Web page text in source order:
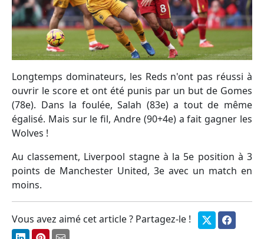
Longtemps dominateurs, les Reds n'ont pas réussi à
ouvrir le score et ont été punis par un but de Gomes
(78e). Dans la foulée, Salah (83e) a tout de même
égalisé. Mais sur le fil, Andre (90+4e) a fait gagner les
Wolves !
Au classement, Liverpool stagne à la 5e position à 3
points de Manchester United, 3e avec un match en
moins.
Vous avez aimé cet article ? Partagez-le !